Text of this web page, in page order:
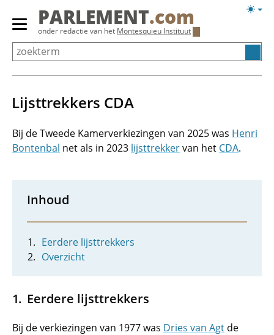
Overslaan
Primair
menu
tonen/verbergen
PARLEMENT.com
onder redactie van het Montesquieu Instituut
Lijsttrekkers CDA
Bij de Tweede Kamerverkiezingen van 2025 was Henri
Bontenbal net als in 2023 lijsttrekkervan het CDA.
Inhoud
Eerdere lijsttrekkers
Overzicht
Eerdere lijsttrekkers
Bij de verkiezingen van 1977 was Dries van Agt de